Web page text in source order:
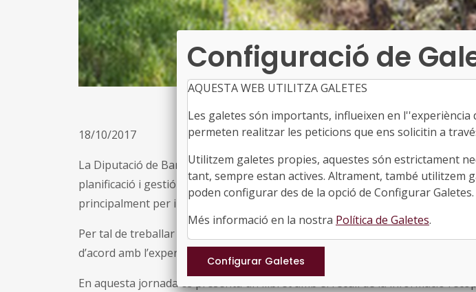
18/10/2017
La Diputació de Barcelona ha definit i treballat amb les persones del
planificació i gestió forestal amb els objectius bàsics de restaurar els boscos
principalment per incendis, i fer actuacions per a la prevenció d’incendis en
Per tal de treballar en funció de la situació de cada territori, s’han definit uns
d’acord amb l’experiència acumulada durant més de 15 anys.
En aquesta jornada es presenta un llibret amb el recull de la informació
Configuració de
AQUESTA WEB UTILITZA GALETES
Les galetes són importants, influeixen en
permeten realitzar les peticions que ens solicitin a
Utilitzem galetes propies, aquestes són estrictament
tant, sempre estan actives. Altrament, també utilitzem
poden configurar des de la opció de Configurar Galetes.
Més informació en la nostra Política de Galetes.